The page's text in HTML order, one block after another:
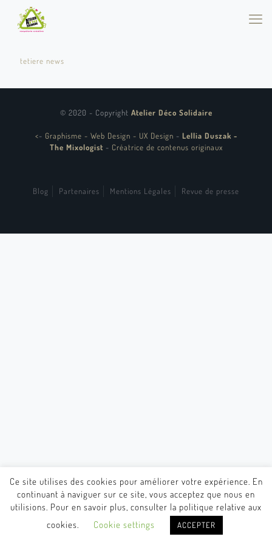
tetiere news
© 2020 - Copyright Atelier Déco Solidaire
<- Graphisme - Web Design - UX Design - Lellia Duszak -
The Mixologist - Créatrice de contenus originaux
Blog Partenaires Mentions Légales Revue de presse
Ce site utilises des cookies pour améliorer votre expérience. En
continuant à naviguer sur ce site, vous acceptez que nous en
utilisions. Pour en savoir plus, consulter la politique relative aux
cookies.
Cookie settings ACCEPTER